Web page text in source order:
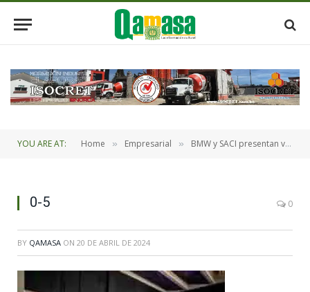
YOU ARE AT: Home » Empresarial » BMW y SACI presentan vehículos elegantes de la línea M en el SIA 2024
0-5 0
BY QAMASA ON 20 DE ABRIL DE 2024